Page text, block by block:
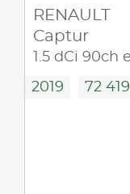
RENAULT
Captur
1.5 dCi
2019 72